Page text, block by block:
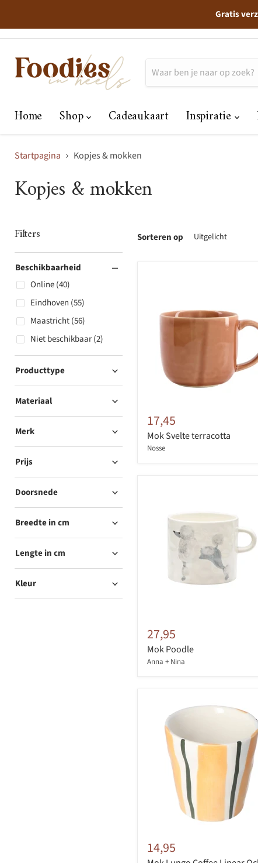
Gratis
Home Shop Cadeaukaart Inspiratie
Startpagina Kopjes & mokken
Kopjes & mokken
Filters
Beschikbaarheid
Eindhoven (55)
Maastricht (56)
Niet beschikbaar (2)
Online (40)
Producttype
Materiaal
Merk
Prijs
Doorsnede
Breedte in cm
Lengte in cm
Kleur
Sorteren op
17,45
Mok Svelte terracotta
Nosse
27,95
Mok Poodle
Anna + Nina
14,95